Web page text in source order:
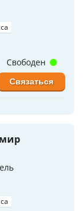
Свободен
Связаться